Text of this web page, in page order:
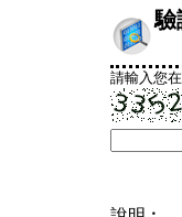
驗
請輸入您